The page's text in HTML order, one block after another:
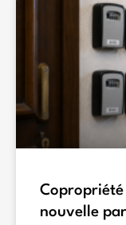
Copropriété
nouvelle